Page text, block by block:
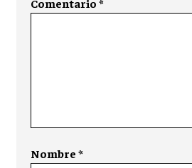
Comentario*
Nombre*